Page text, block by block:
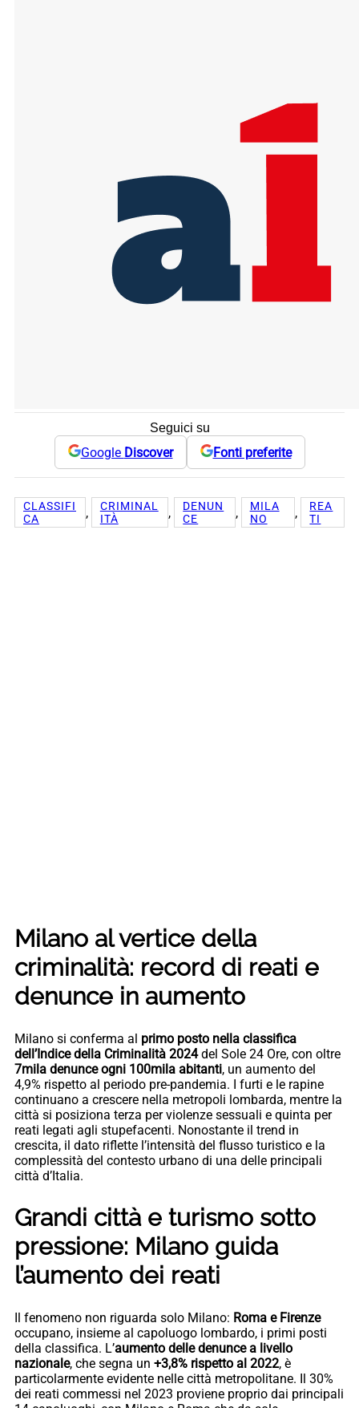
Seguici su
Google Discover Fonti preferite
CLASSIFI
CA
,
CRIMINAL
ITÀ
,
DENUN
CE
,
MILA
NO
,
REA
TI
Milano al vertice della
criminalità: record di reati e
denunce in aumento
Milano si conferma al primo posto nella classifica
dell’Indice della Criminalità 2024del Sole 24 Ore, con oltre
7mila denunce ogni 100mila abitanti, un aumento del
4,9% rispetto al periodo pre-pandemia. I furti e le rapine
continuano a crescere nella metropoli lombarda, mentre la
città si posiziona terza per violenze sessuali e quinta per
reati legati agli stupefacenti. Nonostante il trend in
crescita, il dato riflette l’intensità del flusso turistico e la
complessità del contesto urbano di una delle principali
città d’Italia.
Grandi città e turismo sotto
pressione: Milano guida
l’aumento dei reati
Il fenomeno non riguarda solo Milano: Roma e Firenze
occupano, insieme al capoluogo lombardo, i primi posti
della classifica. L’aumento delle denunce a livello
nazionale, che segna un +3,8% rispetto al 2022, è
particolarmente evidente nelle città metropolitane. Il 30%
dei reati commessi nel 2023 proviene proprio dai principali